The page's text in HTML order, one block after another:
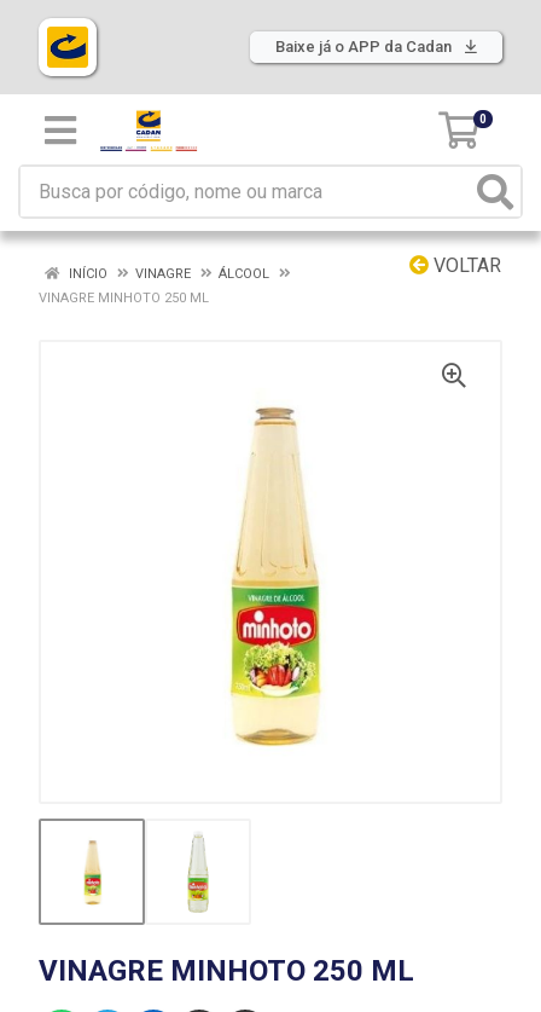
Baixe já o APP da Cadan
0
VOLTAR
INÍCIO VINAGRE
ÁLCOOL
VINAGRE MINHOTO 250 ML
VINAGRE MINHOTO 250 ML